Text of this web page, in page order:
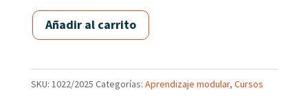
Añadir al carrito
SKU: 1022/2025 Categorías: Aprendizaje modular, Cursos